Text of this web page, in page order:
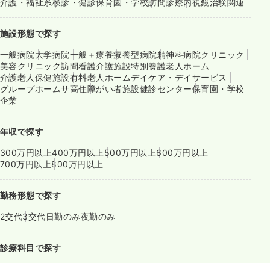
介護・福祉系検診・健診保育園・学校訪問診療内視鏡治験関連
施設形態で探す
一般病院大学病院一般＋療養療養型病院精神科病院クリニック
美容クリニック訪問看護介護施設特別養護老人ホーム
介護老人保健施設有料老人ホームデイケア・デイサービス
グループホームサ高住障がい者施設健診センター保育園・学校
企業
年収で探す
300万円以上400万円以上 500万円以上600万円以上
700万円以上800万円以上
勤務形態で探す
2交代3交代日勤のみ夜勤のみ
診療科目で探す